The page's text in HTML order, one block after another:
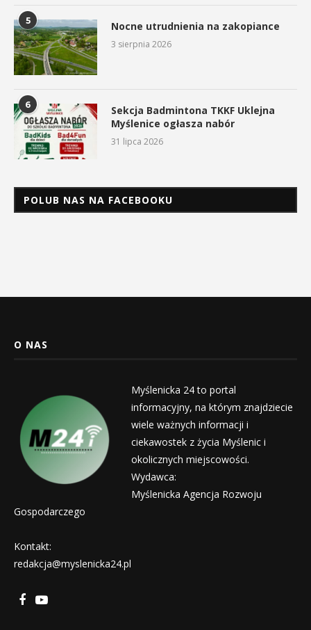
5 Nocne utrudnienia na zakopiance
3 sierpnia 2026
6
Sekcja Badmintona TKKF Uklejna
Myślenice ogłasza nabór
31 lipca 2026
POLUB NAS NA FACEBOOKU
O NAS
Myślenicka 24 to portal
informacyjny, na którym znajdziecie
wiele ważnych informacji i
ciekawostek z życia Myślenic i
okolicznych miejscowości.
Wydawca:
Myślenicka Agencja Rozwoju
Gospodarczego
Kontakt:
redakcja@myslenicka24.pl